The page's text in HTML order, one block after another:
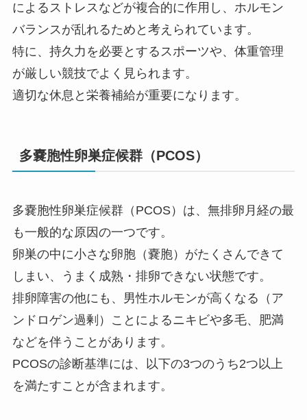
によるストレスなどが複合的に作用し、ホルモン
バランスが乱れるためと考えられています。
特に、持久力を必要とするスポーツや、体重管理
が厳しい競技でよく見られます。
適切な休息と栄養補給が重要になります。
多嚢胞性卵巣症候群（PCOS）
多嚢胞性卵巣症候群（PCOS）は、無排卵月経の最
も一般的な原因の一つです。
卵巣の中に小さな卵胞（嚢胞）がたくさんできて
しまい、うまく成熟・排卵できない状態です。
排卵障害の他にも、男性ホルモンが高くなる（ア
ンドロゲン過剰）ことによるニキビや多毛、肥満
などを伴うことがあります。
PCOSの診断基準には、以下の3つのうち2つ以上
を満たすことが含まれます。